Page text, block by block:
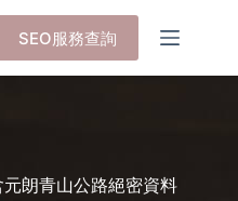
SEO服務查詢
朗青山公路絕密資料